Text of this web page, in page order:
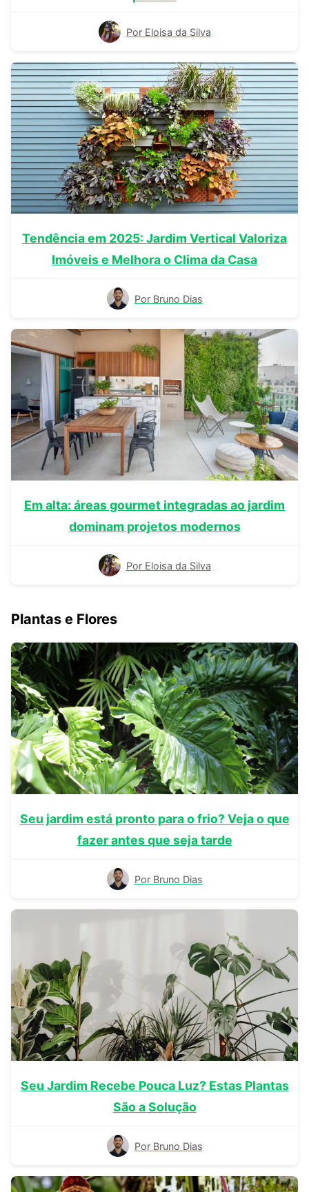
Por Eloisa da Silva
Tendência em 2025: Jardim Vertical Valoriza
Imóveis e Melhora o Clima da Casa
Por Bruno Dias
Em alta: áreas gourmet integradas ao jardim
dominam projetos modernos
Por Eloisa da Silva
Plantas e Flores
Seu jardim está pronto para o frio? Veja o que
fazer antes que seja tarde
Por Bruno Dias
Seu Jardim Recebe Pouca Luz? Estas Plantas
São a Solução
Por Bruno Dias